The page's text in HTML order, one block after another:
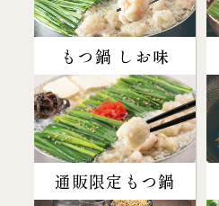
もつ鍋 しお味
通販限定もつ鍋